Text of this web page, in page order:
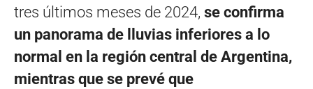
tres últimos meses de 2024, se confirma
un panorama de lluvias inferiores a lo
normal en la región central de Argentina,
mientras que se prevé que